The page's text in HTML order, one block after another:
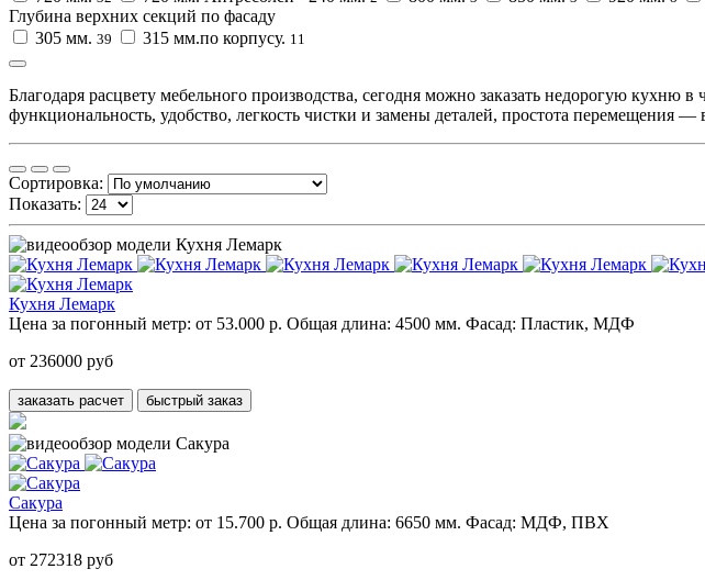
Глубина верхних секций по фасаду
305 мм. 39 315 мм.по корпусу. 11
Благодаря расцвету мебельного производства, сегодня можно заказать недорогую
функциональность, удобство, легкость чистки и замены деталей, простота перемещения
Сортировка:
Показать:
Кухня Лемарк
Цена за погонный метр: от 53.000 р. Общая длина: 4500 мм. Фасад: Пластик, МДФ
от 236000 руб
заказать расчет быстрый заказ
Сакура
Цена за погонный метр: от 15.700 р. Общая длина: 6650 мм. Фасад: МДФ, ПВХ
от 272318 руб